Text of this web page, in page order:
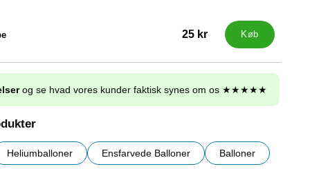
25 kr Køb
og se hvad vores kunder faktisk synes om os ★★★★★
Heliumballoner Ensfarvede Balloner Balloner